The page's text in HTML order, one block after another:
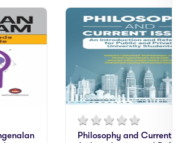
Philosophy and Current